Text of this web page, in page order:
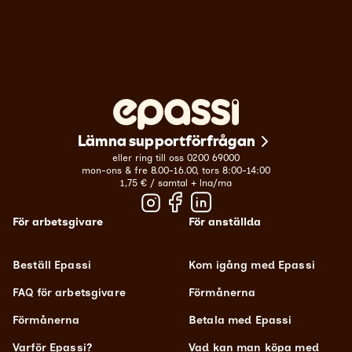
anges vid kassan.
Användaren får en kupong som ska
visas upp i butiken eller vid kassan i webbutiken.
Lämna supportförfrågan
eller ring till oss 0200 69000
mon-ons & fre 8.00-16.00, tors 8:00-14:00
1,75 € / samtal + lna/ma
För arbetsgivare
Beställ Epassi
FAQ för arbetsgivare
Förmånerna
Varför Epassi?
För anställda
Kom igång med Epassi
Förmånerna
Betala med Epassi
Vad kan man köpa med